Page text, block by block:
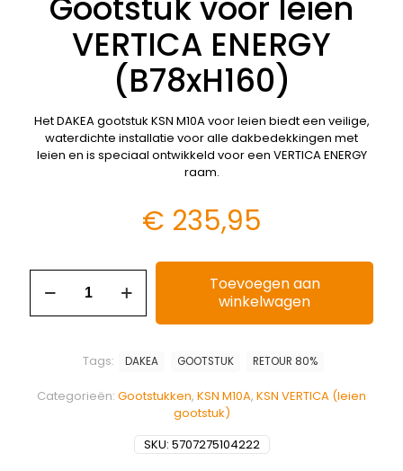
VERTICA ENERGY
(B78xH160)
Het DAKEA gootstuk KSN M10A voor leien biedt een veilige,
waterdichte installatie voor alle dakbedekkingen met
leien en is speciaal ontwikkeld voor een VERTICA ENERGY
raam.
€ 235,95
Toevoegen aan
winkelwagen
SKU: 5707275104222
Categorieën: Gootstukken, KSN M10A, KSN VERTICA (leien
gootstuk)
Tags: DAKEA GOOTSTUK RETOUR 80%